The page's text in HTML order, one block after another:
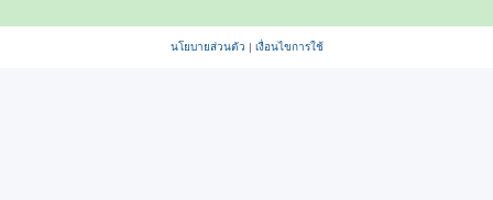
นโยบายส่วนตัว | เงื่อนไขการใช้